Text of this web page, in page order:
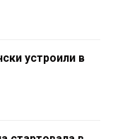
устроили в